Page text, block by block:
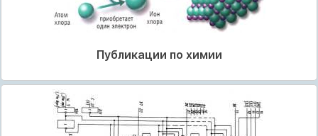
Публикации по химии